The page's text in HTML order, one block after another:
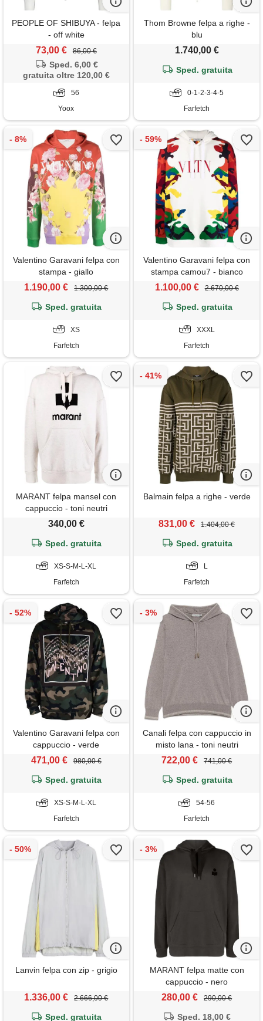
PEOPLE OF SHIBUYA - felpa
- off white
73,00 € 86,00 €
Sped. 6,00 €
gratuita oltre 120,00 €
56
Yoox
Thom Browne felpa a righe -
blu
1.740,00 €
Sped. gratuita
0-1-2-3-4-5
Farfetch
Valentino Garavani felpa con
stampa - giallo
1.190,00 € 1.300,00 €
Sped. gratuita
XS
Farfetch
Valentino Garavani felpa con
stampa camou7 - bianco
1.100,00 € 2.670,00 €
Sped. gratuita
XXXL
Farfetch
MARANT felpa mansel con
cappuccio - toni neutri
340,00 €
Sped. gratuita
XS-S-M-L-XL
Farfetch
Balmain felpa a righe - verde
831,00 € 1.404,00 €
Sped. gratuita
L
Farfetch
Valentino Garavani felpa con
cappuccio - verde
471,00 € 980,00 €
Sped. gratuita
XS-S-M-L-XL
Farfetch
Canali felpa con cappuccio in
misto lana - toni neutri
722,00 € 741,00 €
Sped. gratuita
54-56
Farfetch
Lanvin felpa con zip - grigio
1.336,00 € 2.666,00 €
Sped. gratuita
MARANT felpa matte con
cappuccio - nero
280,00 € 290,00 €
Sped. 18,00 €